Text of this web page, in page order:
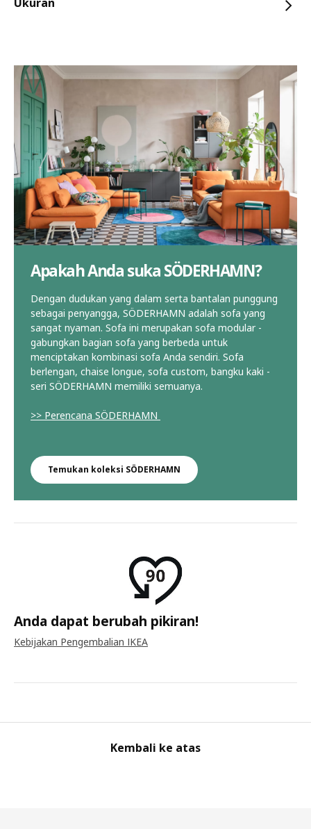
Apakah Anda suka SÖDERHAMN?
Dengan dudukan yang dalam serta bantalan punggung
sebagai penyangga, SÖDERHAMN adalah sofa yang
sangat nyaman. Sofa ini merupakan sofa modular -
gabungkan bagian sofa yang berbeda untuk
menciptakan kombinasi sofa Anda sendiri. Sofa
berlengan, chaise longue, sofa custom, bangku kaki -
seri SÖDERHAMN memiliki semuanya.
>> Perencana SÖDERHAMN
Temukan koleksi SÖDERHAMN
Anda dapat berubah pikiran!
Kebijakan Pengembalian IKEA
Kembali ke atas